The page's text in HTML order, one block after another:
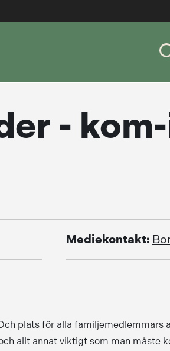
-
Mediekontakt:
plats för alla familjemedlemmars
allt annat viktigt som man måste